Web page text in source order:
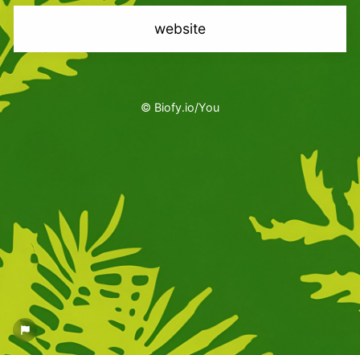
website
© Biofy.io/You